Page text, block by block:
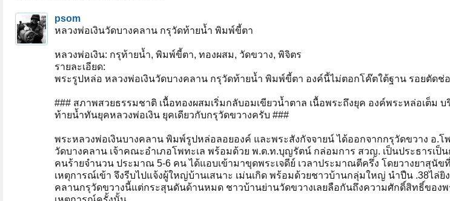
psom
หลวงพ่อเงินวัดบางคลาน กรุวัดท้ายน้ำ พิมพ์ขี้ตา
หลวงพ่อเงิน: กรุท้ายน้ำ, พิมพ์ขี้ตา, ทองผสม, วัดขวาง, พิจิตร
รายละเอียด:
พระรูปหล่อ หลวงพ่อเงินวัดบางคลาน กรุวัดท้ายน้ำ พิมพ์ขี้ตา องค์นี้ไม่ตอกโค๊ตใต้ฐาน รอยตัดช่
### สภาพสวยธรรมชาติ เนื้อทองผสมเริ่มกลับอมเขียวน้ำตาล เนื้อพระถึงยุค องค์พระหล่อเต็ม
ท้ายน้ำทันยุคหลวงพ่อเงิน ยุคเดียวกับกรุวัดขวางครับ ###
พระหลวงพ่อเงินบางคลาน พิมพ์รูปหล่อลอยองค์ และพระสังกัจจายน์ ได้ออกจากกรุวัดขวาง อ.โ
วัดบางคลาน เจ้าคณะอำเภอโพทะเล พร้อมด้วย พ.ต.ท.บุญรัตน์ กล่อมการ สวญ. เป็นประธารเป็น
คนร้ายจำนวน ประมาณ 5-6 คน ได้แอบเข้ามาขุดพระเจดีย์ เวลาประมาณตีครึ่ง โดยวางยาสุนัข
เหตุการณ์เข้า จึงรีบไปแจ้งผู้ใหญ่บ้านเสนาะ เม่นเกิด พร้อมด้วยชาวบ้านกลุ่มใหญ่ นำปืน .38ไล่
คลานกรุวัดขวางนี้แต่กระสุนดันด้านหมด ชาวบ้านย่านวัดขวางเลยลือกันถึงความศักดิ์สิทธิ์ของพ